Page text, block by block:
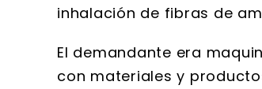
inhalación de fibras de
El demandante era
con materiales y